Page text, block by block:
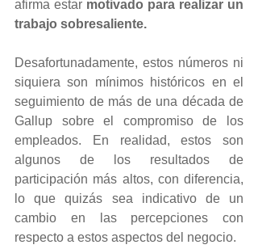
afirma estar motivado para realizar un
trabajo sobresaliente.
Desafortunadamente, estos números ni
siquiera son mínimos históricos en el
seguimiento de más de una década de
Gallup sobre el compromiso de los
empleados. En realidad, estos son
algunos de los resultados de
participación más altos, con diferencia,
lo que quizás sea indicativo de un
cambio en las percepciones con
respecto a estos aspectos del negocio.